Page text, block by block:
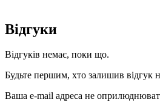
Відгуки
Відгуків немає, поки що.
Будьте першим, хто залишив відгук
Ваша e-mail адреса не